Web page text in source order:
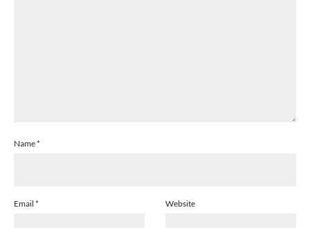
Name*
Email * Website